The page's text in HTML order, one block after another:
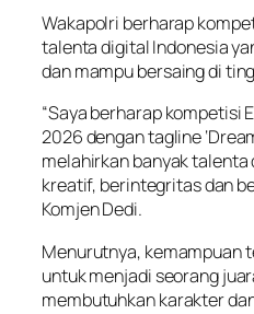
Wakapolri berharap
talenta digital Indonesia
dan mampu bersaing di
“Saya berharap kompetisi
2026 dengan tagline
melahirkan banyak
kreatif, berintegritas dan
Komjen Dedi.
Menurutnya, kemampuan
untuk menjadi seorang
membutuhkan karakter